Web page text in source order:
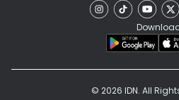
© 2026 IDN. All